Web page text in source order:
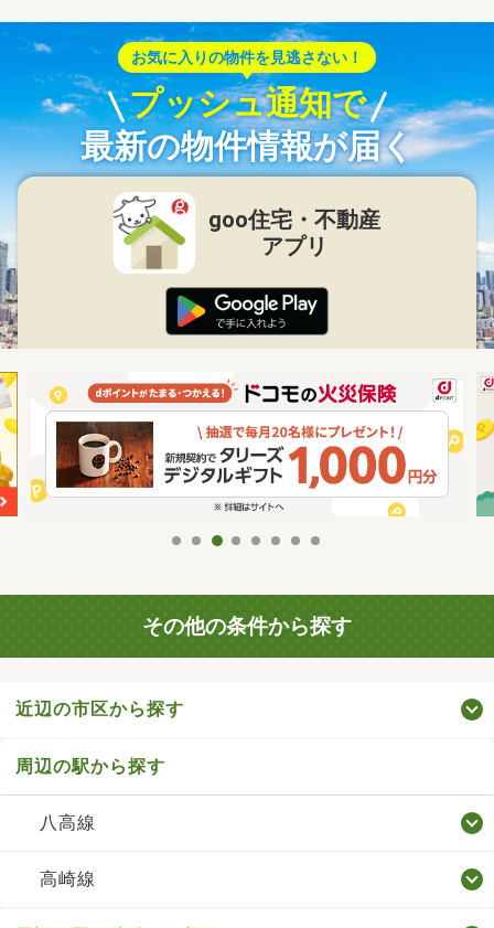
お気に入りの物件を見逃さない！
プッシュ通知で
最新の物件情報が届く
goo住宅・不動産
アプリ
その他の条件から探す
近辺の市区から探す
周辺の駅から探す
八高線
高崎線